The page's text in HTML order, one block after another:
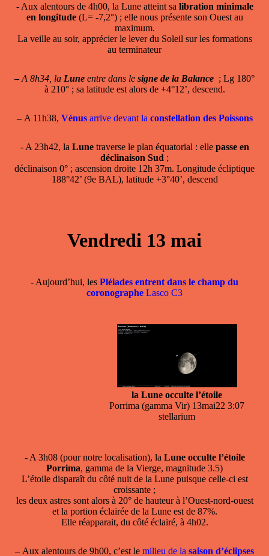
- Aux alentours de 4h00, la Lune atteint sa libration minimale
en longitude(L= -7,2°) ; elle nous présente son Ouest au
maximum.
La veille au soir, apprécier le lever du Soleil sur les formations
au terminateur
– A 8h34, la Lune entre dans le signe de la Balance ; Lg 180°
à 210° ; sa latitude est alors de +4°12’, descend.
–A 11h38, Vénusarrive devant la constellation des Poissons
- A 23h42, la Lunetraverse le plan équatorial : elle passe en
déclinaison Sud ;
déclinaison 0° ; ascension droite 12h 37m. Longitude écliptique
188°42’ (9e BAL), latitude +3°40’, descend
Vendredi 13 mai
- Aujourd’hui, les Pléiades entrent dans le champ du
coronographe Lasco C3
la Lune occulte l’étoile
Porrima (gamma Vir) 13mai22 3:07
stellarium
- A 3h08 (pour notre localisation), la Lune occulte l’étoile
Porrima, gamma de la Vierge, magnitude 3.5)
L’étoile disparaît du côté nuit de la Lune puisque celle-ci est
croissante ;
les deux astres sont alors à 20° de hauteur à l’Ouest-nord-ouest
et la portion éclairée de la Lune est de 87%.
Elle réapparait, du côté éclairé, à 4h02.
–Aux alentours de 9h00, c’est le milieu de la saison d’éclipses